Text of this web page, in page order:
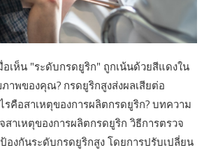
เห็น "ระดับกรดยูริก" ถูกเน้นด้วยสีแดงใน
าพของคุณ? กรดยูริกสูงส่งผลเสียต่อ
รคือสาเหตุของการผลิตกรดยูริก? บทความ
าเหตุของการผลิตกรดยูริก วิธีการตรวจ
องกันระดับกรดยูริกสูง โดยการปรับเปลี่ยน